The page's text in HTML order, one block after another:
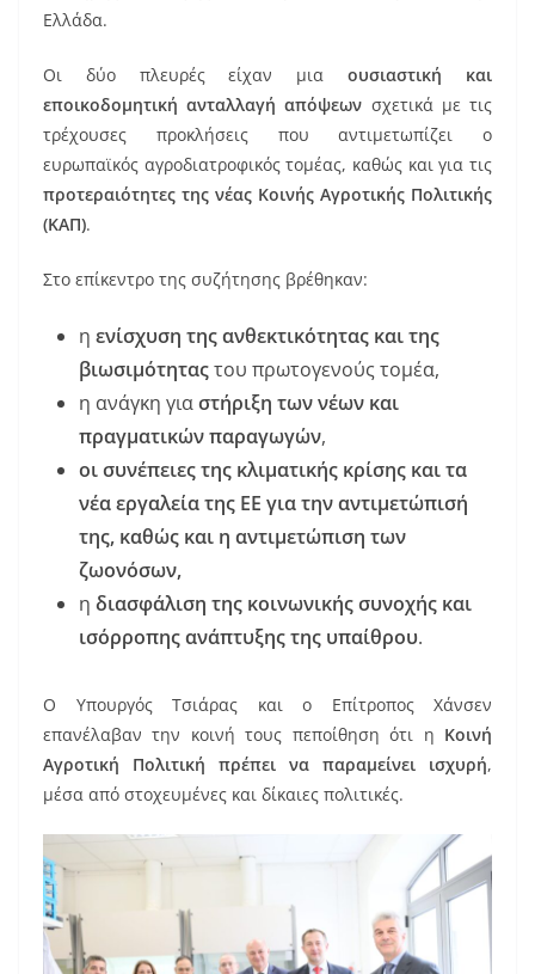
o
k
Ελλάδα.
Οι δύο πλευρές είχαν μιαουσιαστική και
εποικοδομητική ανταλλαγή απόψεων σχετικά με τις
τρέχουσες προκλήσεις που αντιμετωπίζει ο
ευρωπαϊκός αγροδιατροφικός τομέας, καθώς και για τις
προτεραιότητες της νέας Κοινής Αγροτικής Πολιτικής
(ΚΑΠ).
Στο επίκεντρο της συζήτησης βρέθηκαν:
η ενίσχυση της ανθεκτικότητας και της
βιωσιμότηταςτου πρωτογενούς τομέα,
η ανάγκη γιαστήριξη των νέων και
πραγματικών παραγωγών,
οι συνέπειες της κλιματικής κρίσης και τα
νέα εργαλεία της ΕΕ για την αντιμετώπισή
της, καθώς και η αντιμετώπιση των
ζωονόσων,
η διασφάλιση της κοινωνικής συνοχής και
ισόρροπης ανάπτυξης της υπαίθρου.
Ο Υπουργός Τσιάρας και ο Επίτροπος Χάνσεν
επανέλαβαν την κοινή τους πεποίθηση ότι η Κοινή
Αγροτική Πολιτική πρέπει να παραμείνει ισχυρή,
μέσα από στοχευμένες και δίκαιες πολιτικές.